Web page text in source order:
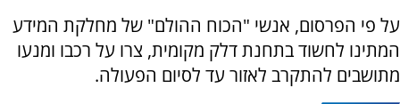
על פי הפרסום, אנשי "הכוח ההולם" של מחלקת המידע
המתינו לחשוד בתחנת דלק מקומית, צרו על רכבו ומנעו
מתושבים להתקרב לאזור עד לסיום הפעולה.